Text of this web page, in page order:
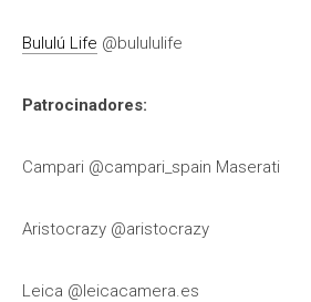
Bululú Life @bulululife
Patrocinadores:
Campari @campari_spain Maserati
Aristocrazy @aristocrazy
Leica @leicacamera.es